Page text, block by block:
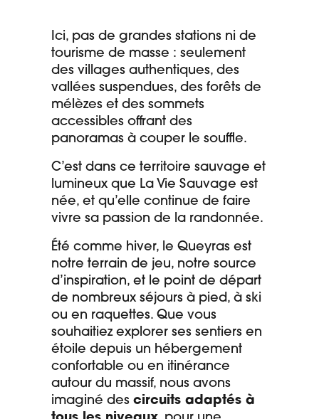
Ici, pas de grandes stations ni de
tourisme de masse : seulement
des villages authentiques, des
vallées suspendues, des forêts de
mélèzes et des sommets
accessibles offrant des
panoramas à couper le souffle.
C’est dans ce territoire sauvage et
lumineux que La Vie Sauvage est
née, et qu’elle continue de faire
vivre sa passion de la randonnée.
Été comme hiver, le Queyras est
notre terrain de jeu, notre source
d’inspiration, et le point de départ
de nombreux séjours à pied, à ski
ou en raquettes. Que vous
souhaitiez explorer ses sentiers en
étoile depuis un hébergement
confortable ou en itinérance
autour du massif, nous avons
imaginé des circuits adaptés à